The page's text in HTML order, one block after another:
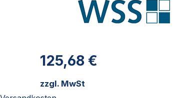
125,68 €
zzgl. MwSt